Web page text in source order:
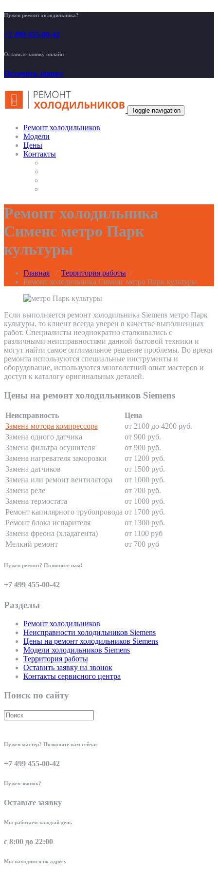
Нужен ремонт холодильника?
+7 499 455-00-42
Оставьте заявку онлайн
Оставить заявку
Toggle navigation
Ремонт холодильников
Модели
Цены
Контакты
Ремонт холодильника
Сименс метро Парк
культуры
Главная / Территория работы /
Ремонт холодильника Сименс метро Парк культуры
Если выполняется ремонт холодильника Siemens метро Парк
культуры, то клиент всегда уверен в качестве выполненных
работ. Специалисты неоднократно сталкивались с
различными неисправностями данной бытовой техники и
могут найти самое оптимальное решение проблемы. Во время
ремонта используются специальные инструменты и
оборудование, используются многолетний опыт мастеров и
доступ к каталогу оригинальных деталей.
Цены на ремонт холодильников Siemens
Неисправность
Цена
Замена мотора компрессора
от 2100 до 4200 руб.
Замена одного датчика
от 900 руб.
Замена фильтра осушителя
от 900 руб.
Замена нагревателя заморозки
от 1200 руб.
Замена датчиков
от 1500 руб.
Замена или ремонт вентилятора
от 1000 руб.
Замена реле
от 700 руб.
Замена термостата
от 1000 руб.
Ремонт капилярного трубопровода от 1700 руб.
Ремонт блока испарителя
от 1300 руб.
Замена фреона (хладагента)
от 1100 руб
Мелкий ремонт
от 700 руб
Нужен ремонт? Позвоните нам!
+7 499 455-00-42
Разделы
Ремонт холодильников
Неисправности холодильников Siemens
Цены на ремонт холодильников Siemens
Модели холодильников Siemens
Территория работы
Оставить заявку на звонок
Контакты сервисного центра
Поиск по сайту
Нужен мастер? Позвоните нам сейчас
+7 499 455-00-42
Нужен звонок?
Оставьте заявку
Мы работаем каждый день
с 8:00 до 22:00
Мы находимся по адресу